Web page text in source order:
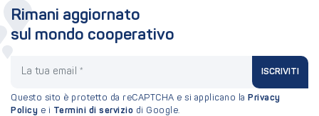
Rimani aggiornato
sul mondo cooperativo
ISCRIVITI
Questo sito è protetto da reCAPTCHA e si applicano la Privacy
Policy e i Termini di servizio di Google.